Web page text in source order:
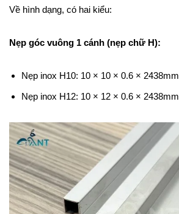
Về hình dạng, có hai kiểu:
Nẹp góc vuông 1 cánh (nẹp chữ H):
Nẹp inox H10: 10 × 10 × 0.6 × 2438mm
Nẹp inox H12: 10 × 12 × 0.6 × 2438mm